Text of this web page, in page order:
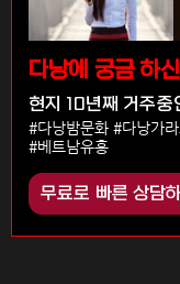
다낭에 궁금 하
현지 10년째 거주중
#다낭밤문화 #다낭가
#베트남유흥
무료로 빠른 상담